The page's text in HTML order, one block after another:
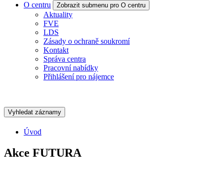
O centru
Zobrazit submenu pro O centru
Aktuality
FVE
LDS
Zásady o ochraně soukromí
Kontakt
Správa centra
Pracovní nabídky
Přihlášení pro nájemce
Vyhledat záznamy
Úvod
Akce FUTURA